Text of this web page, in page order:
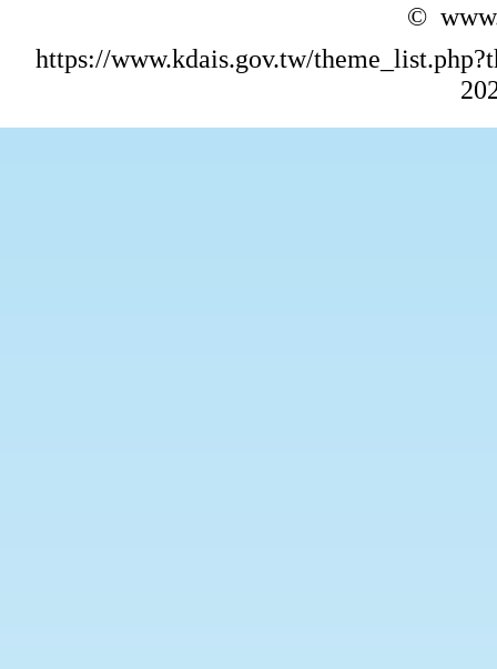
©
https://www.kdais.gov.tw/